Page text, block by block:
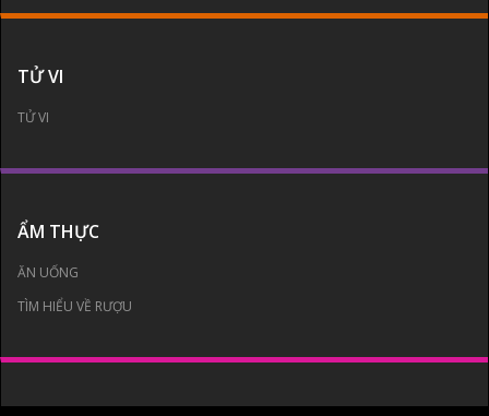
TỬ VI
TỬ VI
ẨM THỰC
ĂN UỐNG
TÌM HIỂU VỀ RƯỢU